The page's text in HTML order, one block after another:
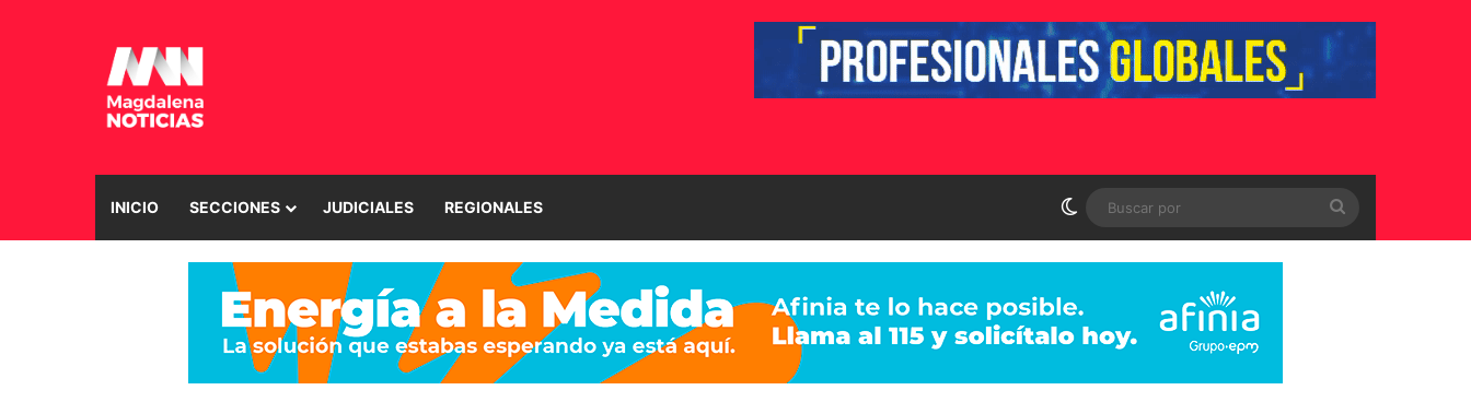
INICIO SECCIONES JUDICIALES REGIONALES Switch skin
por